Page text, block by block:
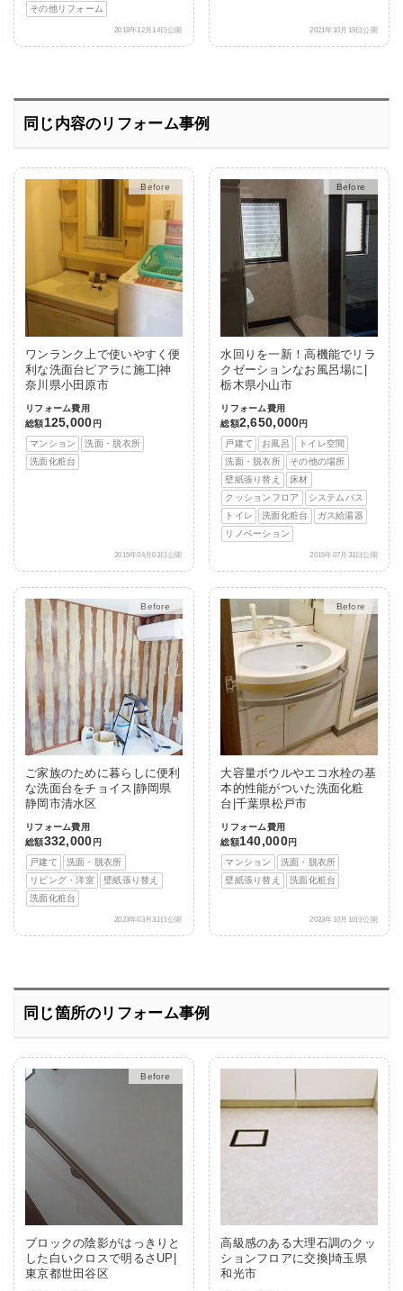
その他リフォーム
2018年12月14日公開 2021年10月19日公開
同じ内容のリフォーム事例
After
ワンランク上で使いやすく便
利な洗面台ピアラに施工|神
奈川県小田原市
リフォーム費用
総額125,000 円
マンション
洗面・脱衣所
洗面化粧台
2015年04月03日公開
After
水回りを一新！高機能でリラ
クゼーションなお風呂場に|
栃木県小山市
リフォーム費用
総額2,650,000円
戸建て
お風呂
トイレ空間
洗面・脱衣所
その他の場所
壁紙張り替え
床材
クッションフロア
システムバス
トイレ
洗面化粧台
ガス給湯器
リノベーション
2015年07月31日公開
After
ご家族のために暮らしに便利
な洗面台をチョイス|静岡県
静岡市清水区
リフォーム費用
総額332,000 円
戸建て
洗面・脱衣所
リビング・洋室
壁紙張り替え
洗面化粧台
2023年03月31日公開
After
大容量ボウルやエコ水栓の基
本的性能がついた洗面化粧
台|千葉県松戸市
リフォーム費用
総額140,000円
マンション
洗面・脱衣所
壁紙張り替え
洗面化粧台
2023年10月10日公開
同じ箇所のリフォーム事例
After
ブロックの陰影がはっきりと
した白いクロスで明るさUP|
東京都世田谷区
高級感のある大理石調のクッ
ションフロアに交換|埼玉県
和光市